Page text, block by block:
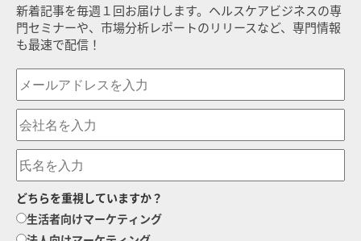
新着記事を毎週１回お届けします。ヘルスケアビジネスの専
門セミナーや、市場分析レポートのリリースなど、専門情報
も最速で配信！
どちらを重視していますか？
生活者向けマーケティング